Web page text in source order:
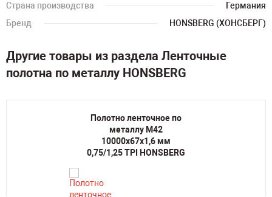
Страна производства
Германия
Бренд
HONSBERG (ХОНСБЕРГ)
Другие товары из раздела Ленточные
полотна по металлу HONSBERG
Полотно ленточное по
металлу M42
10000х67х1,6 мм
0,75/1,25 TPI HONSBERG